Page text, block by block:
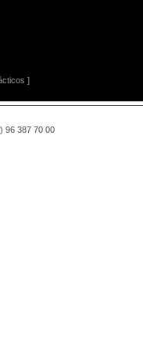
]
96 387 70 00